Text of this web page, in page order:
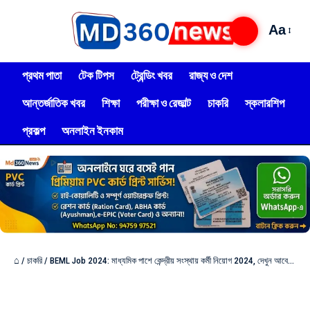
Aa
প্রথম পাতা টেক টিপস ট্রেন্ডিং খবর
রাজ্য ও দেশ
আন্তর্জাতিক খবর
শিক্ষা পরীক্ষা ও রেজাল্ট চাকরি
স্কলারশিপ
প্রকল্প
অনলাইন ইনকাম
⌂ / চাকরি / BEML Job 2024: মাধ্যমিক পাশে কেন্দ্রীয় সংস্থায় কর্মী নিয়োগ 2024, দেখুন আবেদন পদ্ধতি!